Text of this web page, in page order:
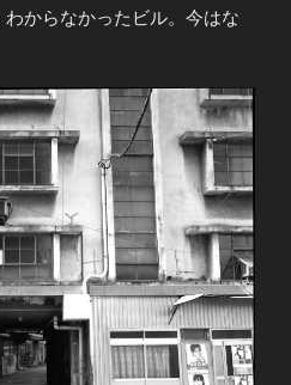
からなかったビル。今はな